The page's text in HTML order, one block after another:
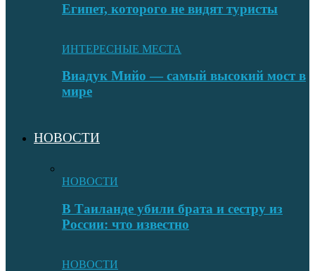
Египет, которого не видят туристы
ИНТЕРЕСНЫЕ МЕСТА
Виадук Мийо — самый высокий мост в
мире
НОВОСТИ
НОВОСТИ
В Таиланде убили брата и сестру из
России: что известно
НОВОСТИ